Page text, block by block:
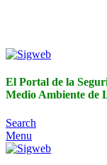
El Portal de la
Medio Ambiente de
Search
Menu